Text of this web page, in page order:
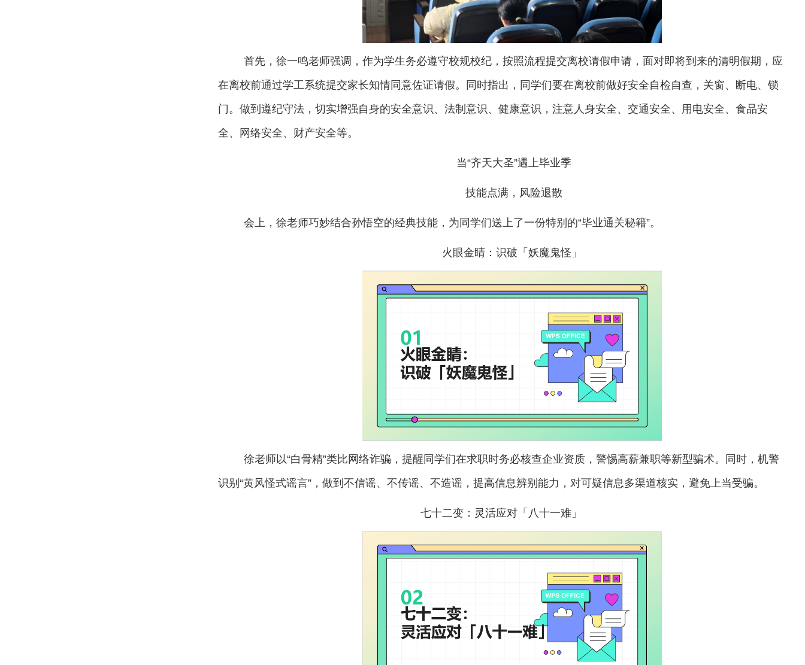
首先，徐一鸣老师强调，作为学生务必遵守校规校纪，按照流程提交离校请假申请，面对即将到来的清明假期，应
在离校前通过学工系统提交家长知情同意佐证请假。同时指出，同学们要在离校前做好安全自检自查，关窗、断电、锁
门。做到遵纪守法，切实增强自身的安全意识、法制意识、健康意识，注意人身安全、交通安全、用电安全、食品安
全、网络安全、财产安全等。
当“齐天大圣”遇上毕业季
技能点满，风险退散
会上，徐老师巧妙结合孙悟空的经典技能，为同学们送上了一份特别的“毕业通关秘籍”。
火眼金睛：识破「妖魔鬼怪」
徐老师以“白骨精”类比网络诈骗，提醒同学们在求职时务必核查企业资质，警惕高薪兼职等新型骗术。同时，机警
识别“黄风怪式谣言”，做到不信谣、不传谣、不造谣，提高信息辨别能力，对可疑信息多渠道核实，避免上当受骗。
七十二变：灵活应对「八十一难」